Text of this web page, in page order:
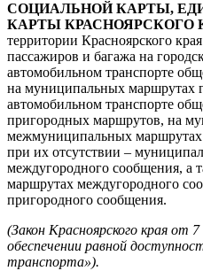
СОЦИАЛЬНОЙ КАРТЫ,
КАРТЫ КРАСНОЯРСКОГО
территории Красноярского
пассажиров и багажа на
автомобильном транспорте
на муниципальных маршрутах
автомобильном транспорте
пригородных маршрутов, на
межмуниципальных маршрутах
при их отсутствии –
междугородного сообщения, а
маршрутах междугородного
пригородного сообщения.
(Закон Красноярского края от
обеспечении равной
транспорта»).